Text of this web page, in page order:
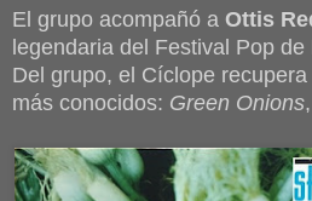
El grupo acompañó a Ottis
legendaria del Festival Pop
Del grupo, el Cíclope
más conocidos: Green Onions